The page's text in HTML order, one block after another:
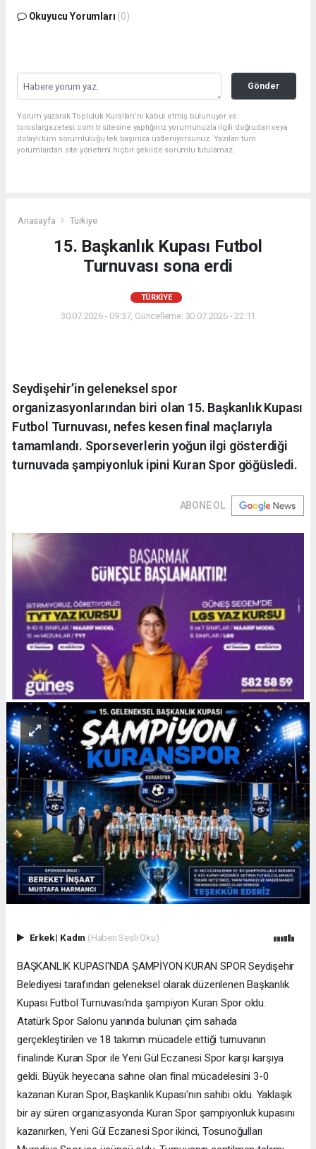
Okuyucu Yorumları (0)
Gönder
Yorum yazarak Topluluk Kuralları’nı kabul etmiş bulunuyor ve
toroslargazetesi.com.tr sitesine yaptığınız yorumunuzla ilgili doğrudan veya
dolaylı tüm sorumluluğu tek başınıza üstleniyorsunuz. Yazılan tüm
yorumlardan site yönetimi hiçbir şekilde sorumlu tutulamaz.
Anasayfa Türkiye
15. Başkanlık Kupası Futbol
Turnuvası sona erdi
TÜRKIYE
30.07.2026 - 09:37, Güncelleme: 30.07.2026 - 22:11
Seydişehir’in geleneksel spor
organizasyonlarından biri olan 15. Başkanlık Kupası
Futbol Turnuvası, nefes kesen final maçlarıyla
tamamlandı. Sporseverlerin yoğun ilgi gösterdiği
turnuvada şampiyonluk ipini Kuran Spor göğüsledi.
ABONE OL
Erkek| Kadın (Haberi Sesli Oku)
BAŞKANLIK KUPASI'NDA ŞAMPİYON KURAN SPOR Seydişehir
Belediyesi tarafından geleneksel olarak düzenlenen Başkanlık
Kupası Futbol Turnuvası'nda şampiyon Kuran Spor oldu.
Atatürk Spor Salonu yanında bulunan çim sahada
gerçekleştirilen ve 18 takımın mücadele ettiği turnuvanın
finalinde Kuran Spor ile Yeni Gül Eczanesi Spor karşı karşıya
geldi. Büyük heyecana sahne olan final mücadelesini 3-0
kazanan Kuran Spor, Başkanlık Kupası'nın sahibi oldu. Yaklaşık
bir ay süren organizasyonda Kuran Spor şampiyonluk kupasını
kazanırken, Yeni Gül Eczanesi Spor ikinci, Tosunoğulları